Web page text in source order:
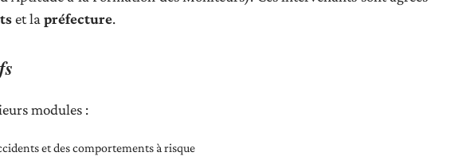
et la préfecture.
modules :
et des comportements à risque